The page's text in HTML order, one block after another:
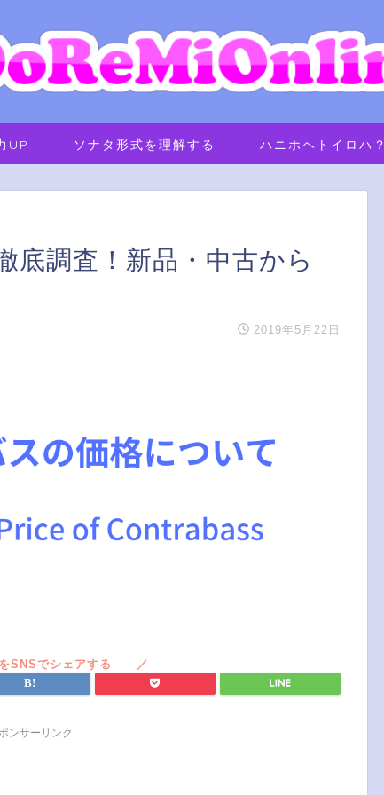
UP ソナタ形式を理解する ハニホヘトイロハ？
底調査！新品・中古から
2019年5月22日
ンサーリンク